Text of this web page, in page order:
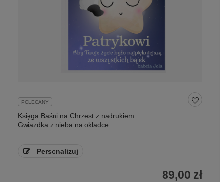
POLECANY
Księga Baśni na Chrzest z nadrukiem
Gwiazdka z nieba na okładce
Personalizuj
89,00 zł